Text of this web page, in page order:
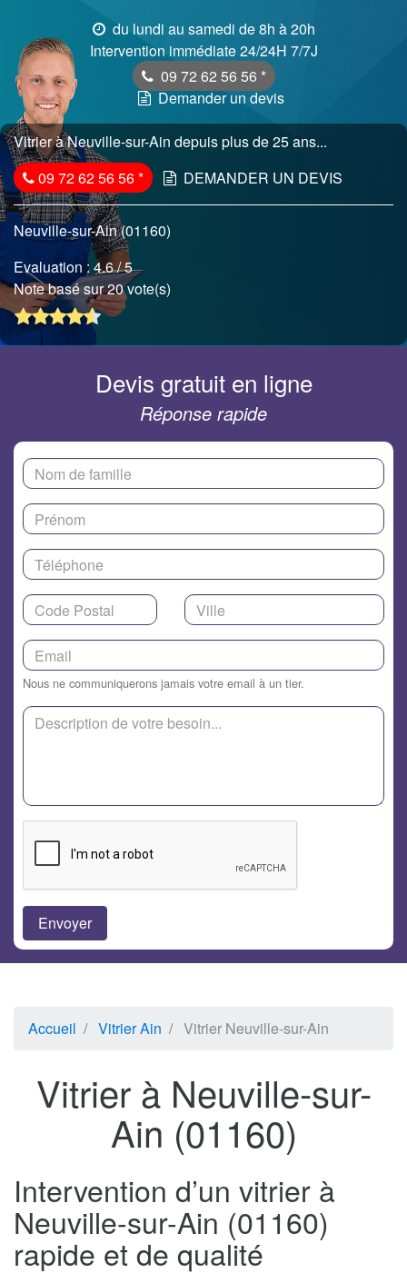
du lundi au samedi de 8h à 20h
Intervention immédiate 24/24H 7/7J
09 72 62 56 56 *
Demander un devis
Vitrier à Neuville-sur-Ain depuis plus de 25 ans...
09 72 62 56 56* DEMANDER UN DEVIS
Neuville-sur-Ain (01160)
Evaluation :4.6/ 5
Note basé sur 20 vote(s)
Devis gratuit en ligne
Réponse rapide
Nous ne communiquerons jamais votre email à un tier.
Accueil Vitrier Ain Vitrier Neuville-sur-Ain
Vitrier à Neuville-sur-
Ain (01160)
Intervention d’un vitrier à
Neuville-sur-Ain (01160)
rapide et de qualité